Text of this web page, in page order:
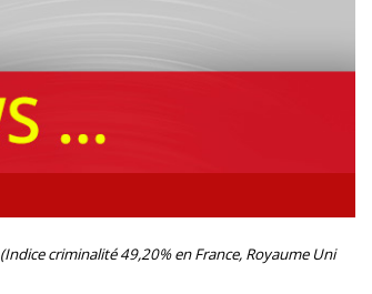
(Indice criminalité 49,20% en France, Royaume Uni